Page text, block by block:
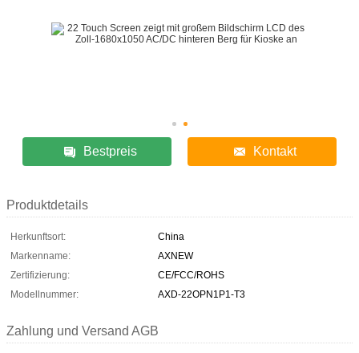
Bestpreis Kontakt
Produktdetails
Herkunftsort:
China
Markenname:
AXNEW
Zertifizierung:
CE/FCC/ROHS
Modellnummer:
AXD-22OPN1P1-T3
Zahlung und Versand AGB